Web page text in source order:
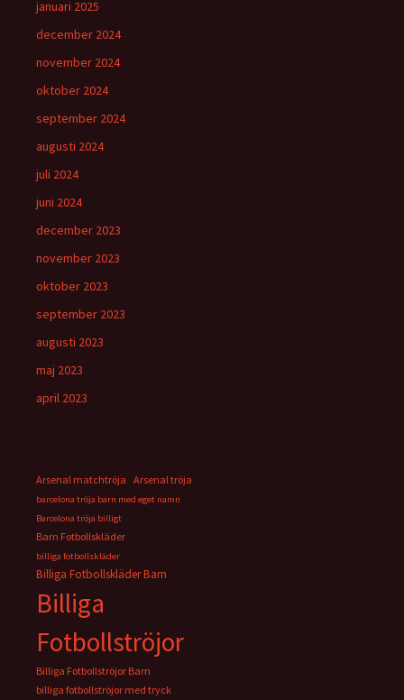
januari 2025
december 2024
november 2024
oktober 2024
september 2024
augusti 2024
juli 2024
juni 2024
december 2023
november 2023
oktober 2023
september 2023
augusti 2023
maj 2023
april 2023
Arsenal matchtröja Arsenal tröja
barcelona tröja barn med eget namn
Barcelona tröja billigt
Barn Fotbollskläder
billiga fotbollskläder
Billiga Fotbollskläder Barn
Billiga
Fotbollströjor
Billiga Fotbollströjor Barn
billiga fotbollströjor med tryck